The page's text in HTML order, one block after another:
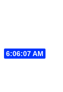
6:06:07 AM